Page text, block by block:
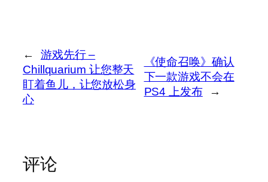
←
游戏先行 –
Chillquarium 让您整天
盯着鱼儿，让您放松身
心
《使命召唤》确认
下一款游戏不会在
PS4 上发布
→
评论